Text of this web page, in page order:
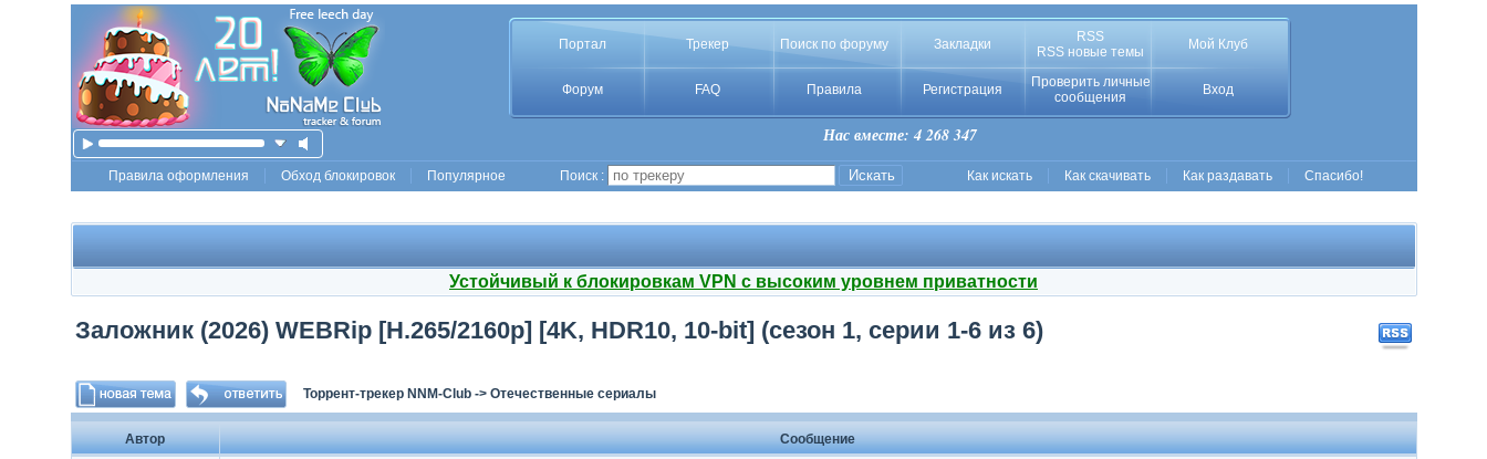
Портал Трекер Поиск по форуму Закладки
RSS
RSS новые темы
Мой Клуб
Форум FAQ Правила Регистрация
Проверить личные
сообщения
Вход
Нас вместе: 4 268 347
Правила оформления Обход блокировок Популярное Поиск : Как искать Как скачивать Как раздавать Спасибо!
Устойчивый к блокировкам VPN с высоким уровнем приватности
Заложник (2026) WEBRip [H.265/2160p] [4K, HDR10, 10-bit] (сезон 1, серии 1-6 из 6)
Торрент-трекер NNM-Club-> Отечественные сериалы
Автор
Сообщение